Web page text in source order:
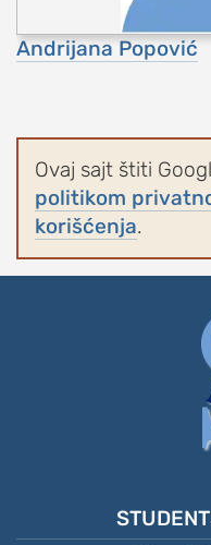
Andrijana Popović
Ovaj sajt štiti
politikom
korišćenja.